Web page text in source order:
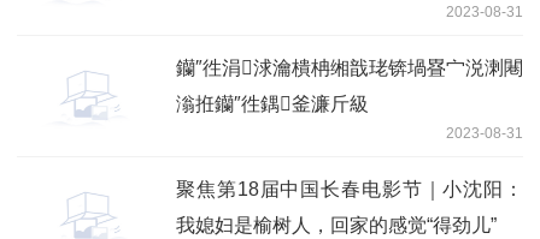
2023-08-31
钄″徃涓浗瀹樻柟缃戠珯锛堝疂宀涚溂闀
滃拰钄″徃鍝釜濂斤級
2023-08-31
聚焦第18届中国长春电影节｜小沈阳：
我媳妇是榆树人，回家的感觉“得劲儿”